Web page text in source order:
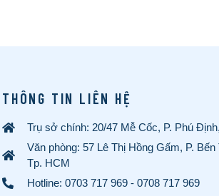
THÔNG TIN LIÊN HỆ
Trụ sở chính: 20/47 Mễ Cốc, P. Phú
Văn phòng: 57 Lê Thị Hồng Gấm, P. Bến
Tp. HCM
Hotline: 0703 717 969 - 0708 717 969